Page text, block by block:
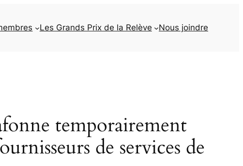
Les Grands Prix de la Relève Nous joindre
temporairement
de services de